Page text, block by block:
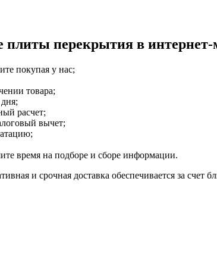
плиты перекрытия в
покупая у нас;
товара;
расчет;
вычет;
время на подборе и сборе информации.
и срочная доставка обеспечивается за счет